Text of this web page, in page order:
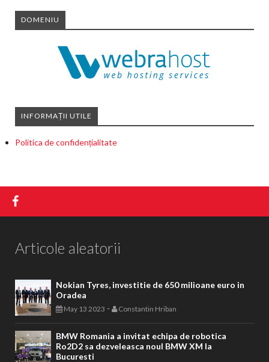
DOMENIU
INFORMAȚII UTILE
Politica de confidențialitate
Articole aleatorii
Nokian Tyres, investitie de 650 milioane euro in
Oradea
May 13 2023 - Constantin Hriban
BMW Romania a invitat echipa de robotica
Ro2D2 sa dezveleasca noul BMW XM la
Bucuresti